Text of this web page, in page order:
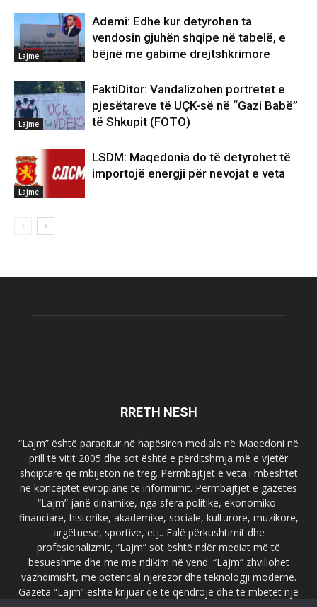
Lajme
Ademi: Edhe kur detyrohen ta
vendosin gjuhën shqipe në tabelë, e
bëjnë me gabime drejtshkrimore
Lajme
FaktiDitor: Vandalizohen portretet e
pjesëtareve të UÇK-së në “Gazi Babë”
të Shkupit (FOTO)
Lajme
LSDM: Maqedonia do të detyrohet të
importojë energji për nevojat e veta
RRETH NESH
“Lajm” është paraqitur në hapësirën mediale në Maqedoni në
prill të vitit 2005 dhe sot është e përditshmja më e vjetër
shqiptare që mbijeton në treg. Përmbajtjet e veta i mbështet
në konceptet evropiane të informimit. Përmbajtjet e gazetës
“Lajm” janë dinamike, nga sfera politike, ekonomiko-
financiare, historike, akademike, sociale, kulturore, muzikore,
argëtuese, sportive, etj.. Falë përkushtimit dhe
profesionalizmit, “Lajm” sot është ndër mediat më të
besueshme dhe më me ndikim në vend. “Lajm” zhvillohet
vazhdimisht, me potencial njerëzor dhe teknologji moderne.
Gazeta “Lajm” është krijuar që të qëndrojë dhe të mbetet një